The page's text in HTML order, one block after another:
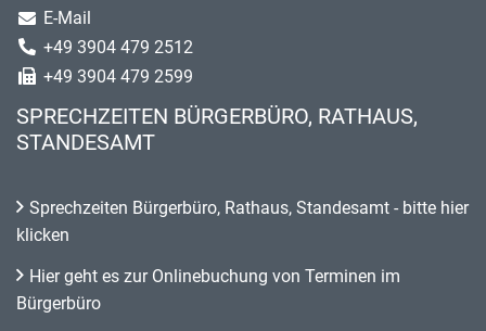
E-Mail
+49 3904 479 2512
+49 3904 479 2599
SPRECHZEITEN BÜRGERBÜRO, RATHAUS,
STANDESAMT
Sprechzeiten Bürgerbüro, Rathaus, Standesamt - bitte hier
klicken
Hier geht es zur Onlinebuchung von Terminen im
Bürgerbüro